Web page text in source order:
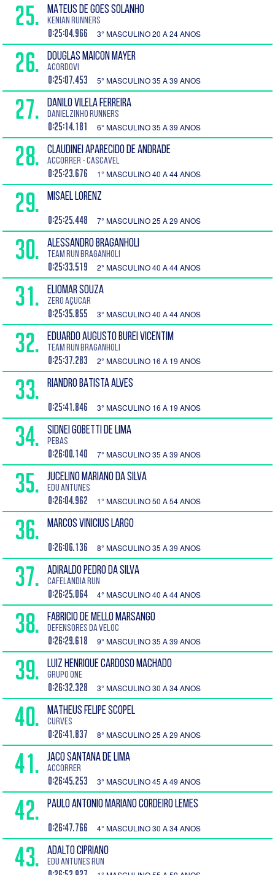
25. MATEUS DE GOES SOLANHO
Kenian Runners
0:25:04.966 3° MASCULINO 20 A 24 ANOS
26. DOUGLAS MAICON MAYER
ACORDOVI
0:25:07.453 5° MASCULINO 35 A 39 ANOS
27. DANILO VILELA FERREIRA
Danielzinho Runners
0:25:14.181 6° MASCULINO 35 A 39 ANOS
28. CLAUDINEI APARECIDO DE ANDRADE
ACCORRER - CASCAVEL
0:25:23.676 1° MASCULINO 40 A 44 ANOS
29. MISAEL LORENZ
0:25:25.448 7° MASCULINO 25 A 29 ANOS
30. ALESSANDRO BRAGANHOLI
Team Run Braganholi
0:25:33.519 2° MASCULINO 40 A 44 ANOS
31. ELIOMAR SOUZA
ZERO AÇUCAR
0:25:35.855 3° MASCULINO 40 A 44 ANOS
32. EDUARDO AUGUSTO BUREI VICENTIM
Team run Braganholi
0:25:37.283 2° MASCULINO 16 A 19 ANOS
33. RIANDRO BATISTA ALVES
0:25:41.846 3° MASCULINO 16 A 19 ANOS
34. SIDNEI GOBETTI DE LIMA
PEBAS
0:26:00.140 7° MASCULINO 35 A 39 ANOS
35. JUCELINO MARIANO DA SILVA
Edu Antunes
0:26:04.962 1° MASCULINO 50 A 54 ANOS
36. MARCOS VINICIUS LARGO
0:26:06.136 8° MASCULINO 35 A 39 ANOS
37. ADIRALDO PEDRO DA SILVA
Cafelandia RUN
0:26:25.064 4° MASCULINO 40 A 44 ANOS
38. FABRICIO DE MELLO MARSANGO
Defensores da Veloc
0:26:29.618 9° MASCULINO 35 A 39 ANOS
39. LUIZ HENRIQUE CARDOSO MACHADO
Grupo One
0:26:32.328 3° MASCULINO 30 A 34 ANOS
40. MATHEUS FELIPE SCOPEL
CURVES
0:26:41.837 8° MASCULINO 25 A 29 ANOS
41. JACO SANTANA DE LIMA
Accorrer
0:26:45.253 3° MASCULINO 45 A 49 ANOS
42. PAULO ANTONIO MARIANO CORDEIRO LEMES
0:26:47.766 4° MASCULINO 30 A 34 ANOS
43. ADALTO CIPRIANO
EDU ANTUNES RUN